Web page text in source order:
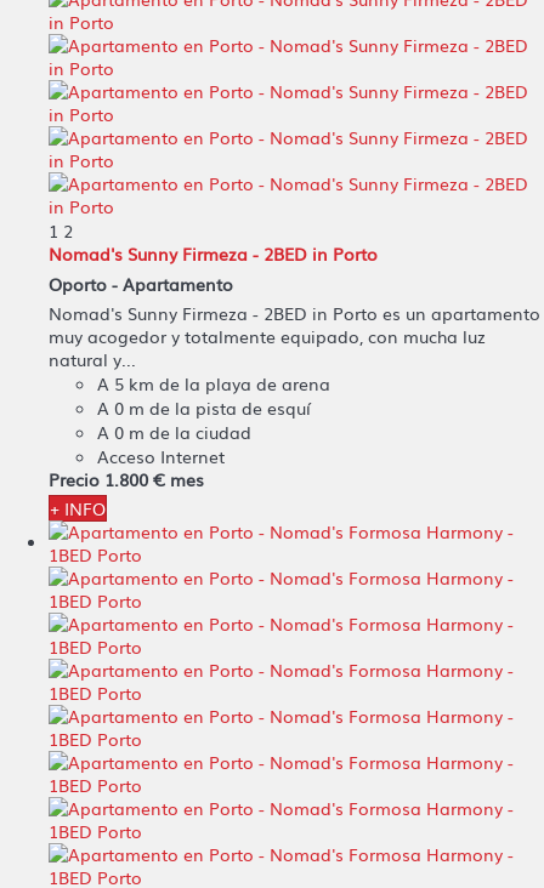
1 2
Nomad's Sunny Firmeza - 2BED in Porto
Oporto - Apartamento
Nomad's Sunny Firmeza - 2BED in Porto es un apartamento
muy acogedor y totalmente equipado, con mucha luz
natural y...
A 5 km de la playa de arena
A 0 m de la pista de esquí
A 0 m de la ciudad
Acceso Internet
Precio 1.800 € mes
+ INFO